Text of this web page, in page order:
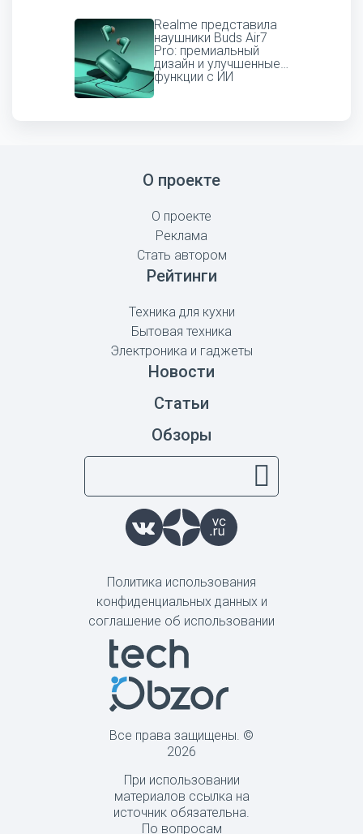
Realme представила
наушники Buds Air7
Pro: премиальный
дизайн и улучшенные
функции с ИИ
Все права защищены. ©
2026
При использовании
материалов ссылка на
источник обязательна.
По вопросам
О проекте
О проекте
Реклама
Стать автором
Рейтинги
Техника для кухни
Бытовая техника
Электроника и гаджеты
Новости
Статьи
Обзоры
Политика использования
конфиденциальных данных и
соглашение об использовании